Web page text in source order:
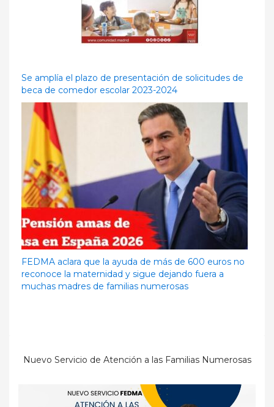
Se amplía el plazo de presentación de solicitudes de
beca de comedor escolar 2023-2024
FEDMA aclara que la ayuda de más de 600 euros no
reconoce la maternidad y sigue dejando fuera a
muchas madres de familias numerosas
Nuevo Servicio de Atención a las Familias Numerosas